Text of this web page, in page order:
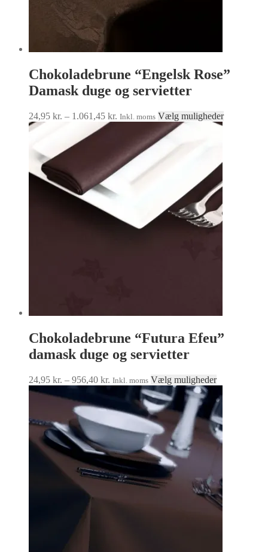
Chokoladebrune “Engelsk Rose”
Damask duge og servietter
24,95 kr. – 1.061,45 kr. Prisinterval:
1.061,45 kr.
Inkl. moms Vælg mulighederDette
Chokoladebrune “Futura Efeu”
damask duge og servietter
24,95 kr. – 956,40 kr. Prisinterval:
24,95 kr.
956,40 kr.
Inkl. moms Vælg mulighederDette
har
flere
varianter.
Mulighederne
kan
varesiden